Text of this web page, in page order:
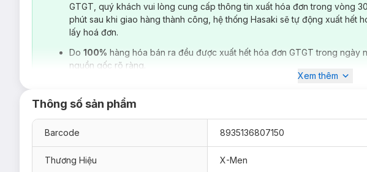
GTGT, quý khách vui lòng cung cấp thông tin xuất hóa đơn trong vòng
phút sau khi giao hàng thành công, hệ thống Hasaki sẽ tự động xuất hết
lấy hoá đơn.
Do 100% hàng hóa bán ra đều được xuất hết hóa đơn GTGT trong ngày
nguồn gốc rõ ràng.
Xem thêm
Thông số sản phẩm
Barcode 8935136807150
Thương Hiệu X-Men